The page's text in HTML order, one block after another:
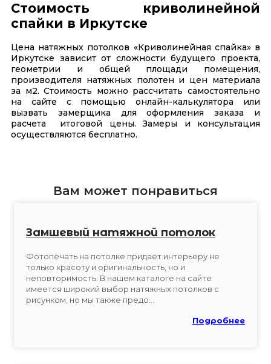
Стоимость криволинейной
спайки в Иркутске
Цена натяжных потолков «Криволинейная спайка» в
Иркутске зависит от сложности будущего проекта,
геометрии и общей площади помещения,
производителя натяжных полотен и цен материала
за м2. Стоимость можно рассчитать самостоятельно
на сайте с помощью онлайн-калькулятора или
вызвать замерщика для оформления заказа и
расчета итоговой цены. Замеры и консультация
осуществляются бесплатно.
Вам может понравиться
Замшевый натяжной потолок
Фотопечать на потолке придаёт интерьеру не
только красоту и оригинальность, но и
неповторимость. В нашем каталоге на сайте
имеется широкий выбор натяжных потолков с
рисунком, но мы также предо...
Подробнее